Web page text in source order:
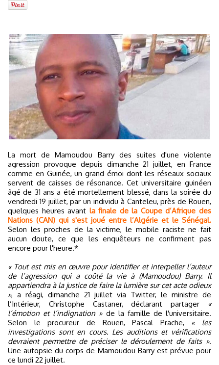
La mort de Mamoudou Barry des suites d'une violente
agression provoque depuis dimanche 21 juillet, en France
comme en Guinée, un grand émoi dont les réseaux sociaux
servent de caisses de résonance. Cet universitaire guinéen
âgé de 31 ans a été mortellement blessé, dans la soirée du
vendredi 19 juillet, par un individu à Canteleu, près de Rouen,
quelques heures avant la finale de la Coupe d’Afrique des
Nations (CAN) qui s'est joué entre l’Algérie et le Sénégal.
Selon les proches de la victime, le mobile raciste ne fait
aucun doute, ce que les enquêteurs ne confirment pas
encore pour l'heure.*
« Tout est mis en œuvre pour identifier et interpeller l’auteur
de l’agression qui a coûté la vie à (Mamoudou) Barry. Il
appartiendra à la justice de faire la lumière sur cet acte odieux
», a réagi, dimanche 21 juillet via Twitter, le ministre de
l’Intérieur, Christophe Castaner, déclarant partager
«
l’émotion et l’indignation »de la famille de l'universitaire.
Selon le procureur de Rouen, Pascal Prache, « les
investigations sont en cours. Les auditions et vérifications
devraient permettre de préciser le déroulement de faits ».
Une autopsie du corps de Mamoudou Barry est prévue pour
ce lundi 22 juillet.